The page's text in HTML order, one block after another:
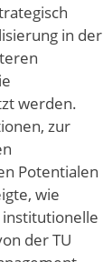
in der
werden.
zur
Potentialen
wie
der TU